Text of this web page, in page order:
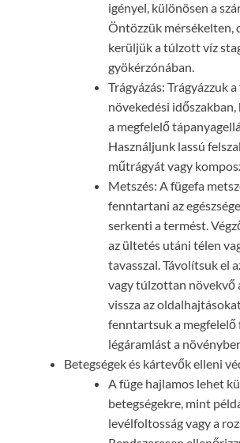
igényel, különösen a
Öntözzük mérsékelten,
kerüljük a túlzott víz
gyökérzónában.
Trágyázás: Trágyázzuk
növekedési
a megfelelő
Használjunk lassú
műtrágyát vagy
Metszés: A fügefa
fenntartani az
serkenti a termést.
az ültetés utáni télen
tavasszal. Távolítsuk el
vagy túlzottan növekvő
vissza az
fenntartsuk a megfelelő
légáramlást a
Betegségek és kártevők elleni
A füge hajlamos lehet
betegségekre, mint
levélfoltosság vagy a